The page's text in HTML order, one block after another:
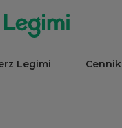
Legimi Cennik